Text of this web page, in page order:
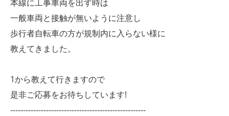
本線に工事車両を出す時は
一般車両と接触が無いように注意し
歩行者自転車の方が規制内に入らない様に
教えてきました。
1から教えて行きますので
是非ご応募をお待ちしています!
-----------------------------------------------------